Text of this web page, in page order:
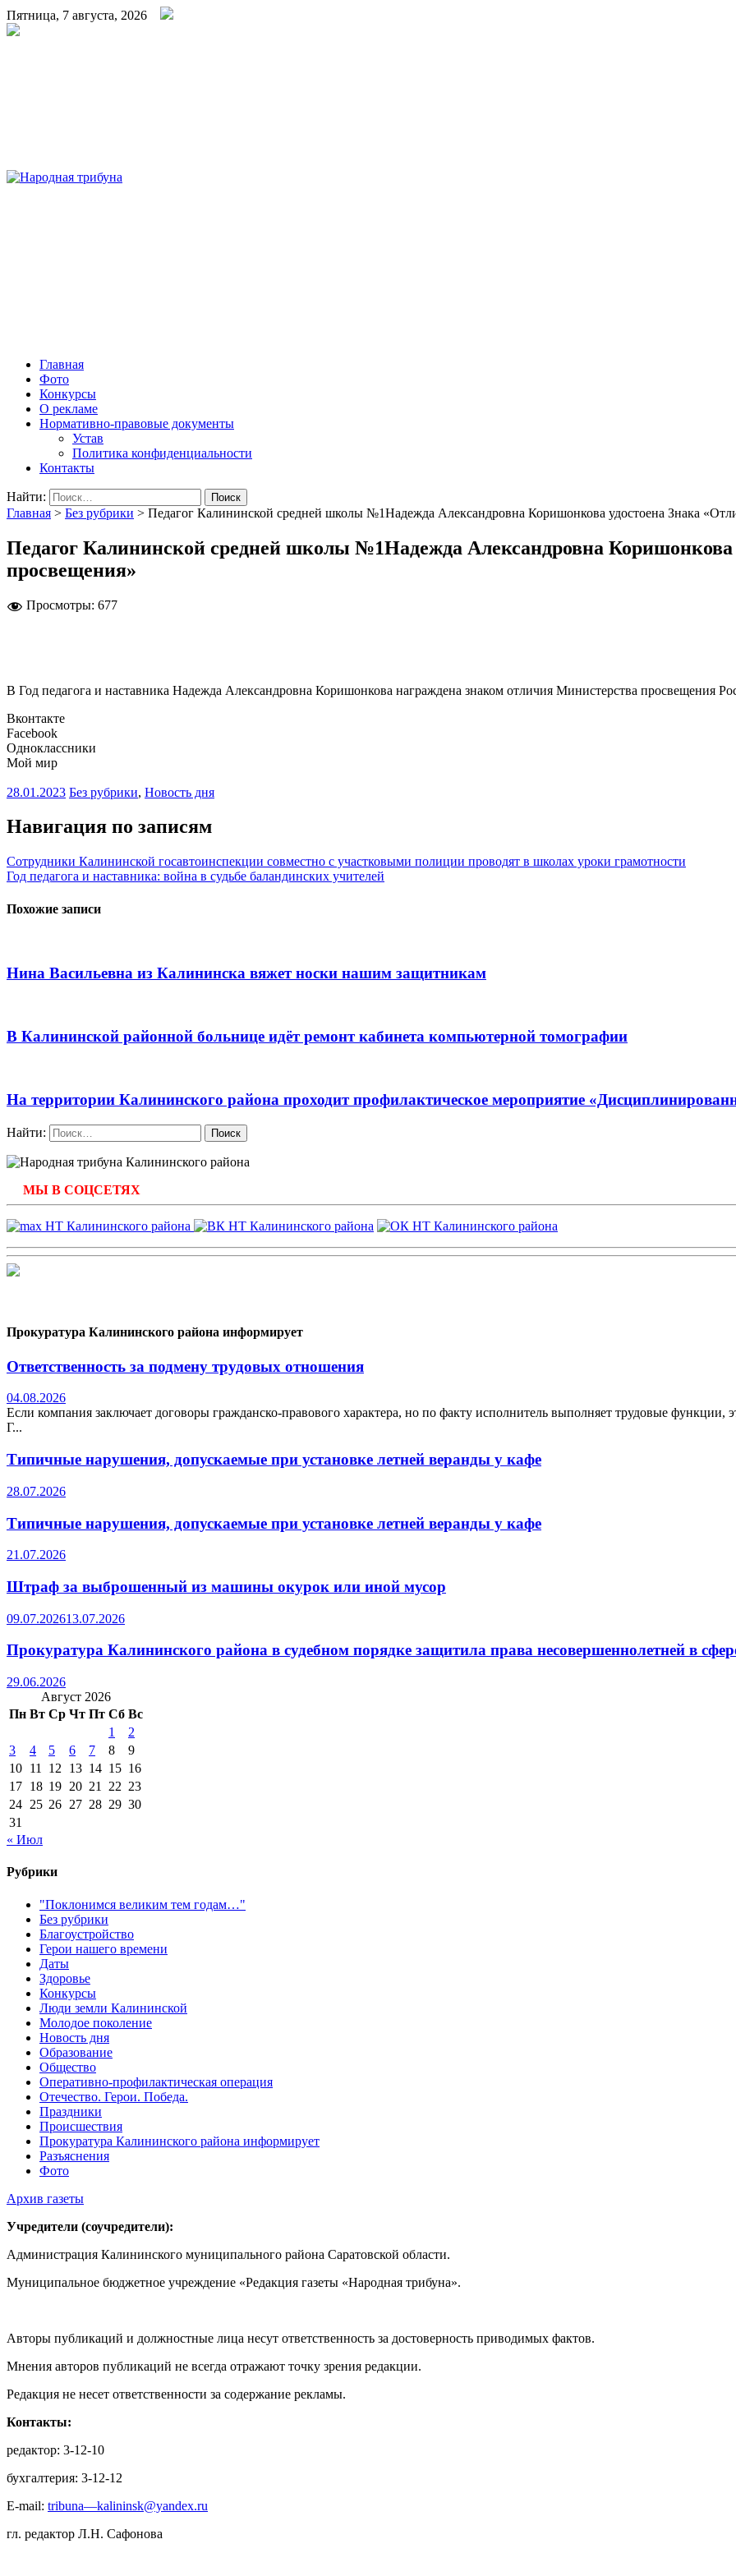
Пятница, 7 августа, 2026
Главная
Фото
Конкурсы
О рекламе
Нормативно-правовые документы
Устав
Политика конфиденциальности
Контакты
Найти:
Главная > Без рубрики > Педагог Калининской средней школы №1Надежда Александровна Коришонкова удостоена Знака
Педагог Калининской средней школы №1Надежда Александровна Коришонкова
просвещения»
Просмотры: 677
В Год педагога и наставника Надежда Александровна Коришонкова награждена знаком отличия Министерства просвещения
Вконтакте
Facebook
Одноклассники
Мой мир
28.01.2023 Без рубрики, Новость дня
Навигация по записям
Сотрудники Калининской госавтоинспекции совместно с участковыми полиции проводят в школах уроки грамотности
Год педагога и наставника: война в судьбе баландинских учителей
Похожие записи
Нина Васильевна из Калининска вяжет носки нашим защитникам
В Калининской районной больнице идёт ремонт кабинета компьютерной томографии
На территории Калининского района проходит профилактическое мероприятие
Найти:
МЫ В СОЦСЕТЯХ
Прокуратура Калининского района информирует
Ответственность за подмену трудовых отношения
04.08.2026
Если компания заключает договоры гражданско-правового характера, но по факту исполнитель выполняет трудовые функции,
Г...
Типичные нарушения, допускаемые при установке летней веранды у кафе
28.07.2026
Типичные нарушения, допускаемые при установке летней веранды у кафе
21.07.2026
Штраф за выброшенный из машины окурок или иной мусор
09.07.202613.07.2026
Прокуратура Калининского района в судебном порядке защитила права несовершеннолетней в
29.06.2026
Август 2026
Пн Вт Ср Чт Пт Сб Вс
1
2
3
4 5 6 7 8
9
10 11 12 13 14 15 16
17 18 19 20 21 22 23
24 25 26 27 28 29 30
31
« Июл
Рубрики
"Поклонимся великим тем годам…"
Без рубрики
Благоустройство
Герои нашего времени
Даты
Здоровье
Конкурсы
Люди земли Калининской
Молодое поколение
Новость дня
Образование
Общество
Оперативно-профилактическая операция
Отечество. Герои. Победа.
Праздники
Происшествия
Прокуратура Калининского района информирует
Разъяснения
Фото
Архив газеты
Учредители (соучредители):
Администрация Калининского муниципального района Саратовской области.
Муниципальное бюджетное учреждение «Редакция газеты «Народная трибуна».
Авторы публикаций и должностные лица несут ответственность за достоверность приводимых фактов.
Мнения авторов публикаций не всегда отражают точку зрения редакции.
Редакция не несет ответственности за содержание рекламы.
Контакты:
редактор: 3-12-10
бухгалтерия: 3-12-12
E-mail: tribuna—kalininsk@yandex.ru
гл. редактор Л.Н. Сафонова